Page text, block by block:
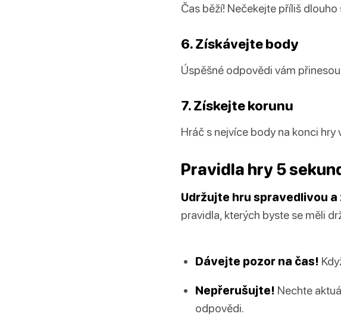
Čas běží! Nečekejte příliš
6. Získávejte body
Úspěšné odpovědi vám
7. Získejte korunu
Hráč s nejvíce body na konci hry
Pravidla hry 5
Udržujte hru spravedlivou
pravidla, kterých byste se měli
Dávejte pozor na čas!
Nepřerušujte! Nechte
odpovědi.